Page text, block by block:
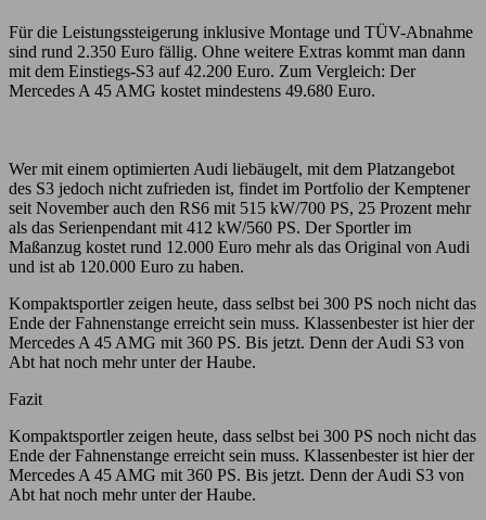
Für die Leistungssteigerung inklusive Montage und TÜV-Abnahme
sind rund 2.350 Euro fällig. Ohne weitere Extras kommt man dann
mit dem Einstiegs-S3 auf 42.200 Euro. Zum Vergleich: Der
Mercedes A 45 AMG kostet mindestens 49.680 Euro.
Wer mit einem optimierten Audi liebäugelt, mit dem Platzangebot
des S3 jedoch nicht zufrieden ist, findet im Portfolio der Kemptener
seit November auch den RS6 mit 515 kW/700 PS, 25 Prozent mehr
als das Serienpendant mit 412 kW/560 PS. Der Sportler im
Maßanzug kostet rund 12.000 Euro mehr als das Original von Audi
und ist ab 120.000 Euro zu haben.
Kompaktsportler zeigen heute, dass selbst bei 300 PS noch nicht das
Ende der Fahnenstange erreicht sein muss. Klassenbester ist hier der
Mercedes A 45 AMG mit 360 PS. Bis jetzt. Denn der Audi S3 von
Abt hat noch mehr unter der Haube.
Fazit
Kompaktsportler zeigen heute, dass selbst bei 300 PS noch nicht das
Ende der Fahnenstange erreicht sein muss. Klassenbester ist hier der
Mercedes A 45 AMG mit 360 PS. Bis jetzt. Denn der Audi S3 von
Abt hat noch mehr unter der Haube.